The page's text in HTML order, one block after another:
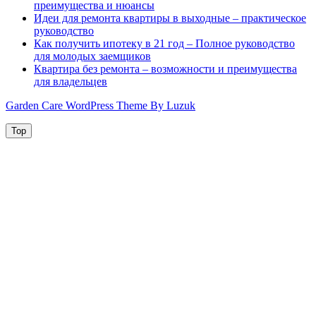
преимущества и нюансы
Идеи для ремонта квартиры в выходные – практическое
руководство
Как получить ипотеку в 21 год – Полное руководство
для молодых заемщиков
Квартира без ремонта – возможности и преимущества
для владельцев
Garden Care WordPress Theme By Luzuk
Top